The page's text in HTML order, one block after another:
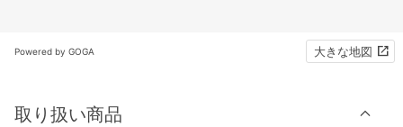
Powered by GOGA 大きな地図
取り扱い商品